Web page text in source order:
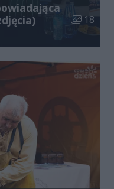
Liczba
18